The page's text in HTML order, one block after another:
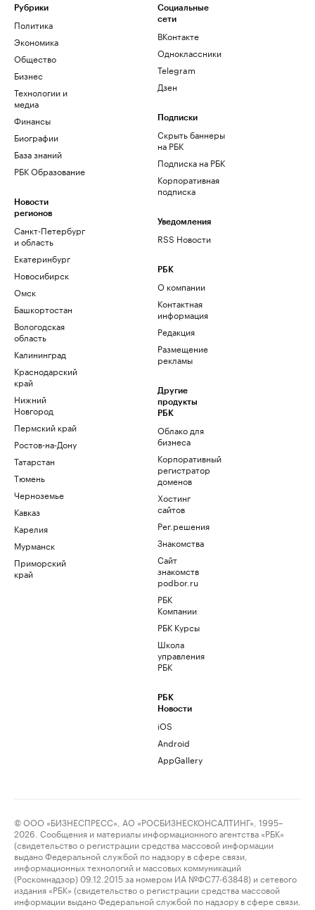
Рубрики
Политика
Экономика
Общество
Бизнес
Технологии и
медиа
Финансы
Биографии
База знаний
РБК Образование
Новости
регионов
Санкт-Петербург
и область
Екатеринбург
Новосибирск
Омск
Башкортостан
Вологодская
область
Калининград
Краснодарский
край
Нижний
Новгород
Пермский край
Ростов-на-Дону
Татарстан
Тюмень
Черноземье
Кавказ
Карелия
Мурманск
Приморский
край
Социальные
сети
ВКонтакте
Одноклассники
Telegram
Дзен
Подписки
Скрыть баннеры
на РБК
Подписка на РБК
Корпоративная
подписка
Уведомления
RSS Новости
РБК
О компании
Контактная
информация
Редакция
Размещение
рекламы
Другие
продукты
РБК
Облако для
бизнеса
Корпоративный
регистратор
доменов
Хостинг
сайтов
Рег.решения
Знакомства
Сайт
знакомств
podbor.ru
РБК
Компании
РБК Курсы
Школа
управления
РБК
РБК
Новости
iOS
Android
AppGallery
© ООО «БИЗНЕСПРЕСС», АО «РОСБИЗНЕСКОНСАЛТИНГ», 1995–
2026. Сообщения и материалы информационного агентства «РБК»
(свидетельство о регистрации средства массовой информации
выдано Федеральной службой по надзору в сфере связи,
информационных технологий и массовых коммуникаций
(Роскомнадзор) 09.12.2015 за номером ИА №ФС77-63848) и сетевого
издания «РБК» (свидетельство о регистрации средства массовой
информации выдано Федеральной службой по надзору в сфере связи,